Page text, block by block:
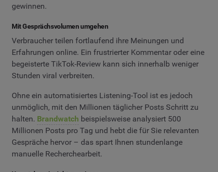
gewinnen.
Mit Gesprächsvolumen umgehen
Verbraucher teilen fortlaufend ihre Meinungen und
Erfahrungen online. Ein frustrierter Kommentar oder eine
begeisterte TikTok-Review kann sich innerhalb weniger
Stunden viral verbreiten.
Ohne ein automatisiertes Listening-Tool ist es jedoch
unmöglich, mit den Millionen täglicher Posts Schritt zu
halten. Brandwatch beispielsweise analysiert 500
Millionen Posts pro Tag und hebt die für Sie relevanten
Gespräche hervor – das spart Ihnen stundenlange
manuelle Recherchearbeit.